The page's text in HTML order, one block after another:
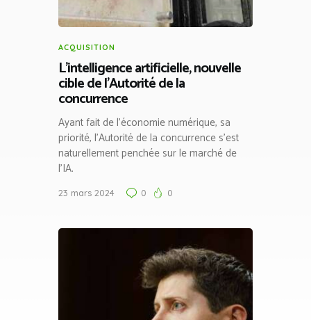
ACQUISITION
L’intelligence artificielle, nouvelle
cible de l’Autorité de la
concurrence
Ayant fait de l’économie numérique, sa
priorité, l’Autorité de la concurrence s’est
naturellement penchée sur le marché de
l’IA.
23 mars 2024 0 0